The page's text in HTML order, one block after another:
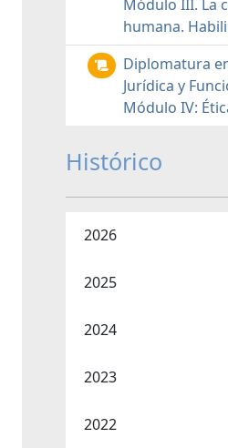
Módulo III. La
humana.
Diplomatura
Jurídica y
Módulo IV:
Histórico
2026
2025
2024
2023
2022